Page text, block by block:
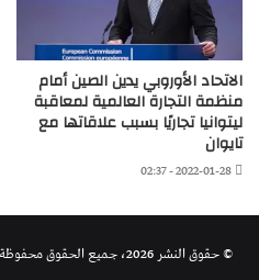
الاتحاد الأوروبي يدين الصين أمام
منظمة التجارة العالمية لمعاقبة
ليتوانيا تجاريًا بسبب علاقاتها مع
تايوان
2022-01-28 - 02:37
© حقوق النشر 2026، جميع الحقوق محفوظة |